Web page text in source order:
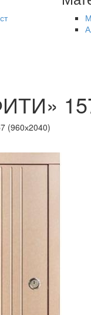
(960х2040)